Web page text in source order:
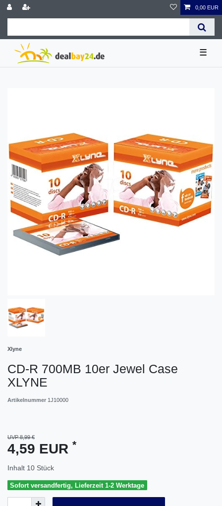
0,00 EUR
☰
Xlyne
CD-R 700MB 10er Jewel Case
XLYNE
Artikelnummer 1J10000
UVP 8,99 €
4,59 EUR *
Inhalt 10 Stück
Sofort versandfertig, Lieferzeit 1-2 Werktage